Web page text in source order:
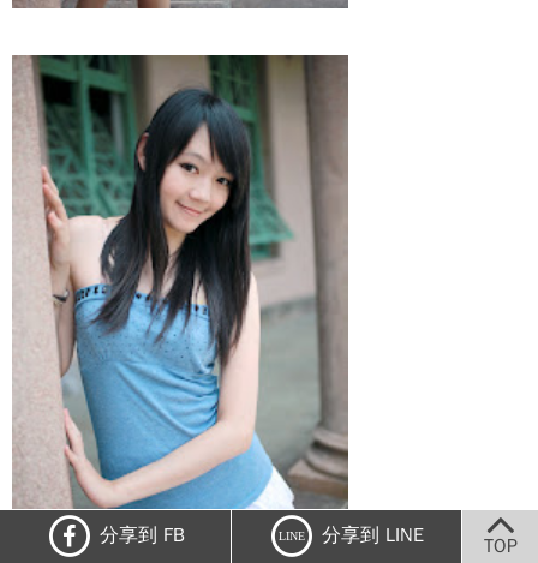
分享到 FB LINE 分享到 LINE TOP